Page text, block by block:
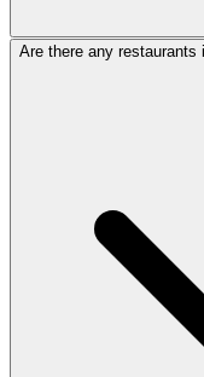
Are there any restaurants